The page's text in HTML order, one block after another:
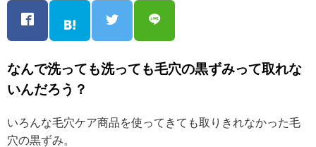
なんで洗っても洗っても毛穴の黒ずみって取れな
いんだろう？
いろんな毛穴ケア商品を使ってきても取りきれなかった毛
穴の黒ずみ。